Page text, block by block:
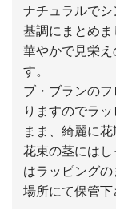
ナチュラルで
基調にまとめま
華やかで見栄
す。
ブ・ブランの
りますのでラ
まま、綺麗に
花束の茎には
はラッピング
場所にて保管下